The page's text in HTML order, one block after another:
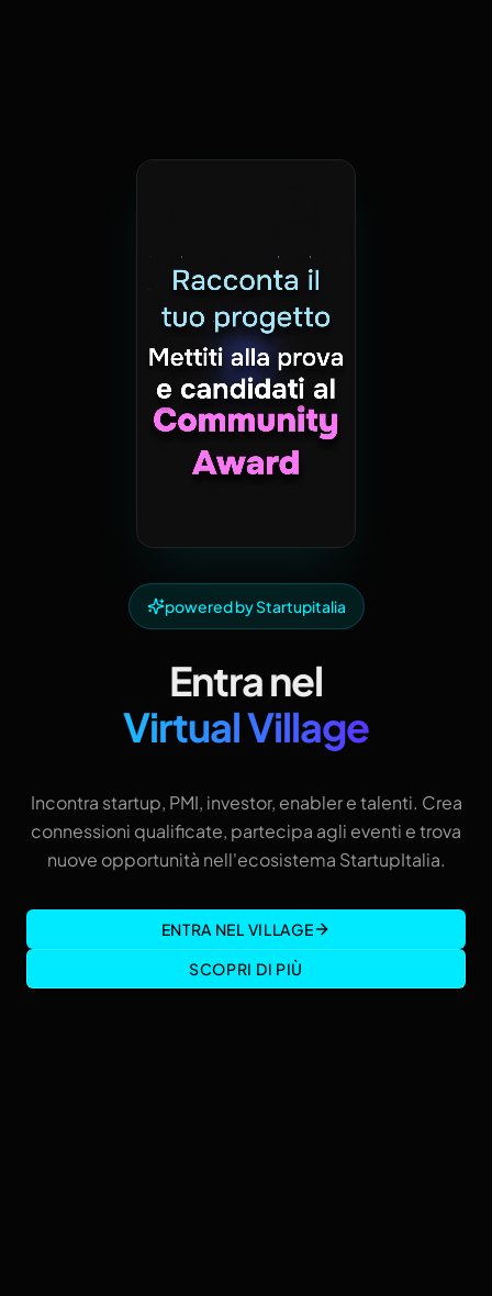
powered by Startupitalia
Entra nel
Virtual Village
Incontra startup, PMI, investor, enabler e talenti. Crea
connessioni qualificate, partecipa agli eventi e trova
nuove opportunità nell'ecosistema StartupItalia.
ENTRA NEL VILLAGE
SCOPRI DI PIÙ